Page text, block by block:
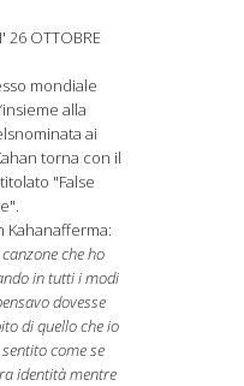
26 OTTOBRE
mondiale
alla
ai
torna con il
"False
Kahanafferma:
che ho
in tutti i modi
dovesse
di quello che io
come se
identità mentre